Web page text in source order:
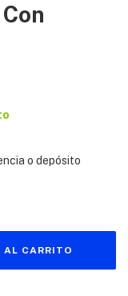
o depósito